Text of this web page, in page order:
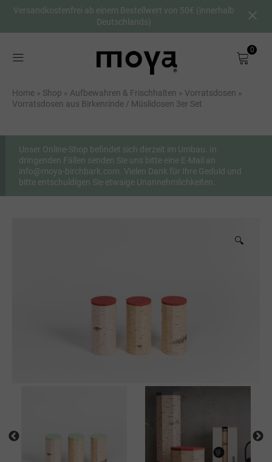
Versandkostenfrei ab einem Bestellwert von 50€ (innerhalb
Deutschlands)
0
Shop
Über uns
Birkenrinde
DE
Home » Shop » Aufbewahren & Frischhalten » Vorratsdosen »
Vorratsdosen aus Birkenrinde / Müslidosen 3er Set
Unser Online-Shop befindet sich derzeit im Umbau. In
dringenden Fällen senden Sie uns bitte eine E-Mail an
info@moya-birchbark.com. Vielen Dank für Ihre Geduld und
bitte entschuldigen Sie etwaige Unannehmlichkeiten.
🔍